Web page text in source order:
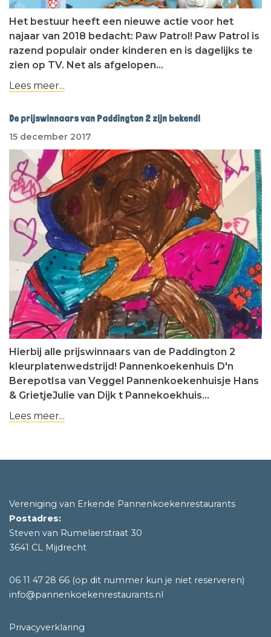
Het bestuur heeft een nieuwe actie voor het
najaar van 2018 bedacht: Paw Patrol! Paw Patrol is
razend populair onder kinderen en is dagelijks te
zien op TV. Net als afgelopen…
Lees meer...
De prijswinnaars van Paddington 2 zijn bekend!
15 december 2017
Hierbij alle prijswinnaars van de Paddington 2
kleurplatenwedstrijd! Pannenkoekenhuis D'n
BerepotIsa van Veggel Pannenkoekenhuisje Hans
& GrietjeJulie van Dijk t Pannekoekhuis…
Lees meer...
Vereniging van Erkende Pannenkoekenrestaurants
Postadres:
Steven van Rumelaerstraat 30
3641 CL Mijdrecht
06 11 47 28 66 (op dit nummer kun je niet reserveren)
info@pannenkoekenrestaurants.nl
Privacyverklaring